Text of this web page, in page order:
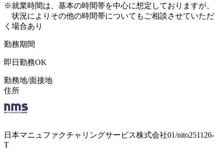
※就業時間は、基本の時間帯を中心に想定しておりますが、
状況によりその他の時間帯についてもご相談させていただ
く場合あり
勤務期間
即日勤務OK
勤務地/面接地
住所
日本マニュファクチャリングサービス株式会社01/nito251126-
T